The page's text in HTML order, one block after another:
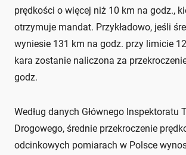
prędkości o więcej niż 10 km na godz.,
otrzymuje mandat. Przykładowo, jeśli
wyniesie 131 km na godz. przy limicie
kara zostanie naliczona za
godz.
Według danych Głównego Inspektoratu
Drogowego, średnie przekroczenie
odcinkowych pomiarach w Polsce